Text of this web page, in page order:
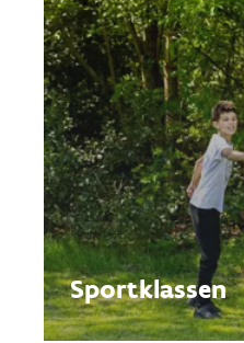
Sportklassen